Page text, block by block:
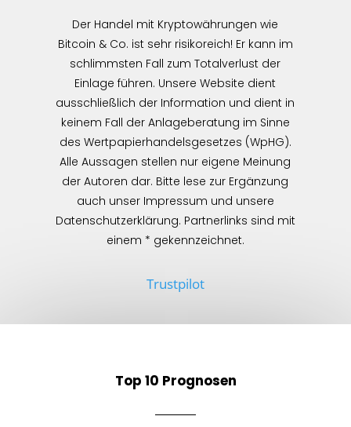
Der Handel mit Kryptowährungen wie
Bitcoin & Co. ist sehr risikoreich! Er kann im
schlimmsten Fall zum Totalverlust der
Einlage führen. Unsere Website dient
ausschließlich der Information und dient in
keinem Fall der Anlageberatung im Sinne
des Wertpapierhandelsgesetzes (WpHG).
Alle Aussagen stellen nur eigene Meinung
der Autoren dar. Bitte lese zur Ergänzung
auch unser Impressum und unsere
Datenschutzerklärung. Partnerlinks sind mit
einem * gekennzeichnet.
Trustpilot
Top 10 Prognosen